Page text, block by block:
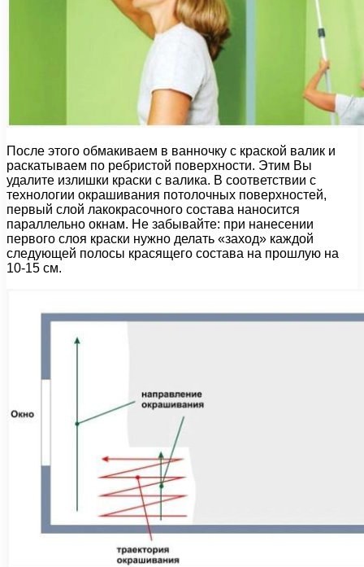
После этого обмакиваем в ванночку с краской валик и
раскатываем по ребристой поверхности. Этим Вы
удалите излишки краски с валика. В соответствии с
технологии окрашивания потолочных поверхностей,
первый слой лакокрасочного состава наносится
параллельно окнам. Не забывайте: при нанесении
первого слоя краски нужно делать «заход» каждой
следующей полосы красящего состава на прошлую на
10-15 см.